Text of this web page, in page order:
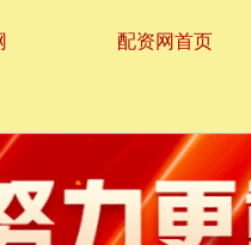
配资网首页